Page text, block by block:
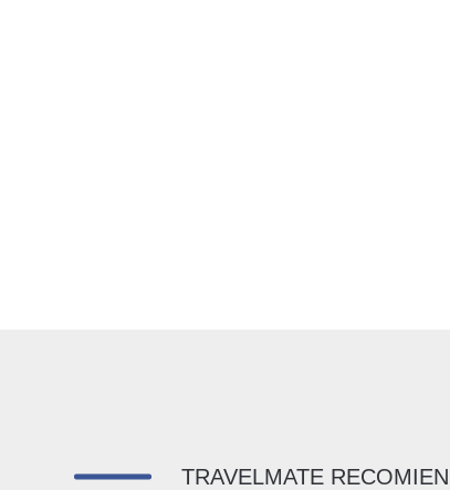
TRAVELMATE